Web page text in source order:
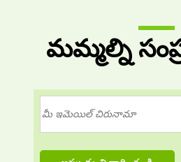
మమ్మల్ని